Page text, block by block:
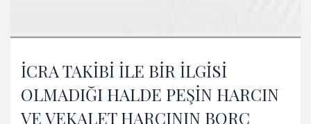
İCRA TAKİBİ İLE BİR İLGİSİ
OLMADIĞI HALDE PEŞİN HARCIN
VE VEKALET HARCININ BORÇ